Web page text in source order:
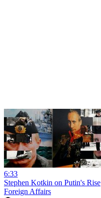
6:33
Stephen Kotkin on Putin's Rise
Foreign Affairs